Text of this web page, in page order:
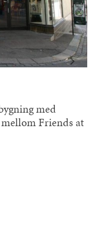
med
Friends at